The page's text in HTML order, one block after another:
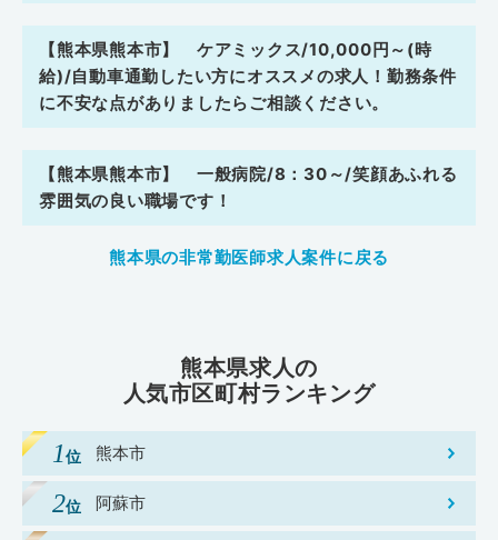
【熊本県熊本市】 ケアミックス/10,000円～(時
給)/自動車通勤したい方にオススメの求人！勤務条件
に不安な点がありましたらご相談ください。
【熊本県熊本市】 一般病院/8：30～/笑顔あふれる
雰囲気の良い職場です！
熊本県の非常勤医師求人案件に戻る
熊本県求人の
人気市区町村ランキング
熊本市
阿蘇市